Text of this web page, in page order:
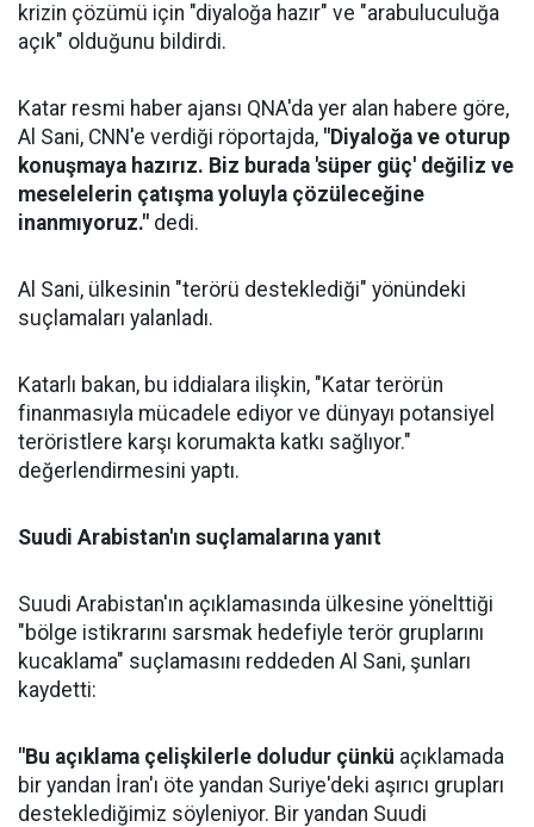
krizin çözümü için "diyaloğa hazır" ve "arabuluculuğa
açık" olduğunu bildirdi.
Katar resmi haber ajansı QNA'da yer alan habere göre,
Al Sani, CNN'e verdiği röportajda, "Diyaloğa ve oturup
konuşmaya hazırız. Biz burada 'süper güç' değiliz ve
meselelerin çatışma yoluyla çözüleceğine
inanmıyoruz." dedi.
Al Sani, ülkesinin "terörü desteklediği" yönündeki
suçlamaları yalanladı.
Katarlı bakan, bu iddialara ilişkin, "Katar terörün
finanmasıyla mücadele ediyor ve dünyayı potansiyel
teröristlere karşı korumakta katkı sağlıyor."
değerlendirmesini yaptı.
Suudi Arabistan'ın suçlamalarına yanıt
Suudi Arabistan'ın açıklamasında ülkesine yönelttiği
"bölge istikrarını sarsmak hedefiyle terör gruplarını
kucaklama" suçlamasını reddeden Al Sani, şunları
kaydetti:
"Bu açıklama çelişkilerle doludur çünkü açıklamada
bir yandan İran'ı öte yandan Suriye'deki aşırıcı grupları
desteklediğimiz söyleniyor. Bir yandan Suudi